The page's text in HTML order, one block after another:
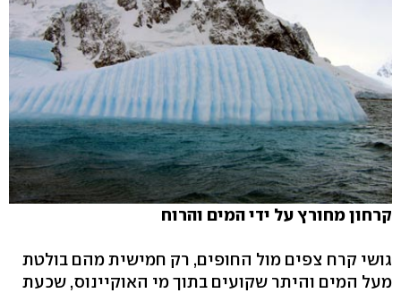
קרחון מחורץ על ידי המים והרוח
גושי קרח צפים מול החופים, רק חמישית מהם בולטת
מעל המים והיתר שקועים בתוך מי האוקיינוס, שכעת